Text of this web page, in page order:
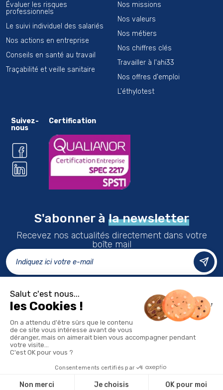
Accessibilité
Évaluer les risques
professionnels
Le suivi individuel des salariés
Nos actions en entreprise
Conseils en santé au travail
Traçabilité et veille sanitaire
Nos missions
Nos valeurs
Nos métiers
Nos chiffres clés
Travailler à l'ahi33
Nos offres d'emploi
L'éthylotest
Suivez-
nous
Certification
S'abonner à la newsletter
Recevez nos actualités directement dans votre
boîte mail
FAQ
DEVENIR ADHÉRENT
DONNÉES PERSONNELLES
MENTIONS LÉGALES